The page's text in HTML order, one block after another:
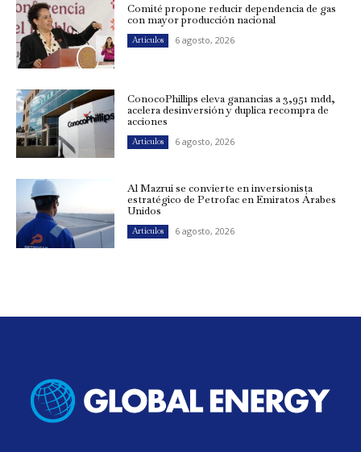
Comité propone reducir dependencia de gas
con mayor producción nacional
Artículos 6 agosto, 2026
ConocoPhillips eleva ganancias a 3,951 mdd,
acelera desinversión y duplica recompra de
acciones
Artículos 6 agosto, 2026
Al Mazrui se convierte en inversionista
estratégico de Petrofac en Emiratos Árabes
Unidos
Artículos 6 agosto, 2026